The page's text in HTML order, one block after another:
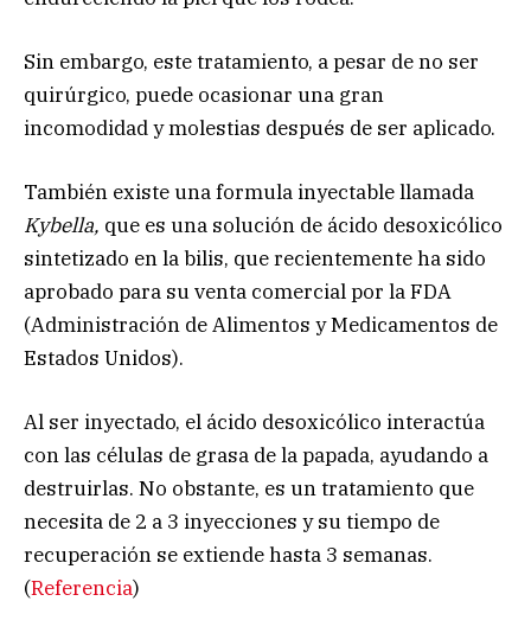
Sin embargo, este tratamiento, a pesar de no ser
quirúrgico, puede ocasionar una gran
incomodidad y molestias después de ser aplicado.
También existe una formula inyectable llamada
Kybella, que es una solución de ácido desoxicólico
sintetizado en la bilis, que recientemente ha sido
aprobado para su venta comercial por la FDA
(Administración de Alimentos y Medicamentos de
Estados Unidos).
Al ser inyectado, el ácido desoxicólico interactúa
con las células de grasa de la papada, ayudando a
destruirlas. No obstante, es un tratamiento que
necesita de 2 a 3 inyecciones y su tiempo de
recuperación se extiende hasta 3 semanas.
(Referencia)